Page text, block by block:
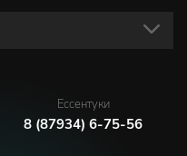
Ессентуки
8 (87934) 6-75-56